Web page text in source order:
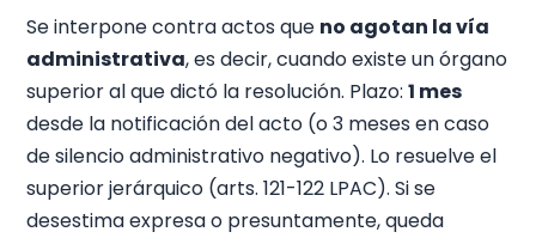
Se interpone contra actos que no agotan la vía
administrativa, es decir, cuando existe un órgano
superior al que dictó la resolución. Plazo: 1 mes
desde la notificación del acto (o 3 meses en caso
de silencio administrativo negativo). Lo resuelve el
superior jerárquico (arts. 121-122 LPAC). Si se
desestima expresa o presuntamente, queda